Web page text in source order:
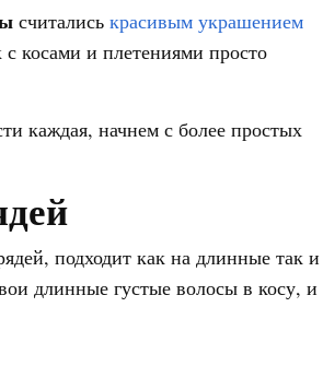
считались красивым украшением
косами и плетениями просто
каждая, начнем с более простых
подходит как на длинные так и
длинные густые волосы в косу, и